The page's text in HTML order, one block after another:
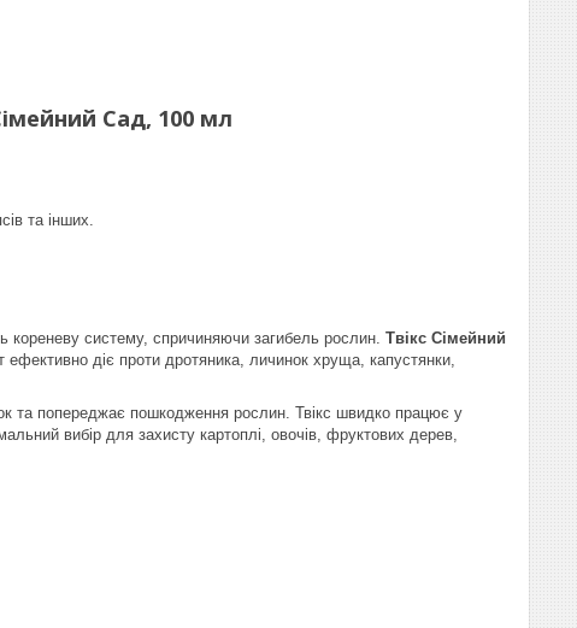
Сад, 100 мл
та інших.
кореневу систему, спричиняючи загибель рослин. Твікс Сімейний
діє проти дротяника, личинок хруща, капустянки,
та попереджає пошкодження рослин. Твікс швидко працює у
вибір для захисту картоплі, овочів, фруктових дерев,